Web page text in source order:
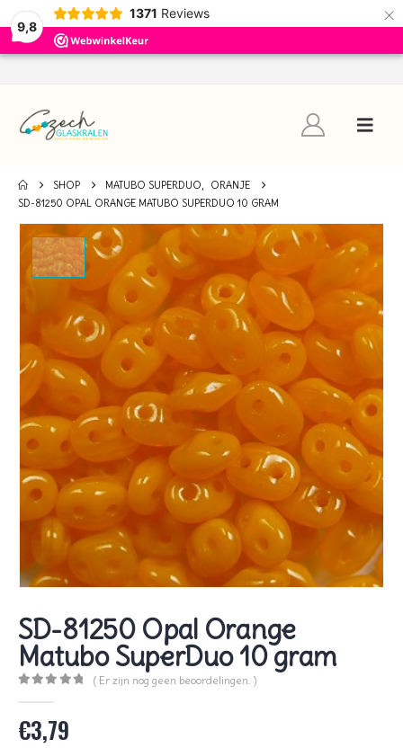
9,8
1371 Reviews ×
SHOP MATUBO SUPERDUO,
ORANJE
SD-81250 OPAL ORANGE MATUBO SUPERDUO 10 GRAM
SD-81250 Opal Orange
Matubo SuperDuo 10 gram
( Er zijn nog geen beoordelingen. )
€3,79